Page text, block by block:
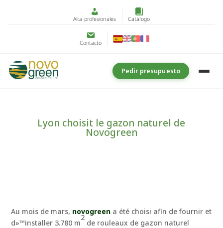
Alta profesionales Catálogo
Contacto
Pedir presupuesto
Lyon choisit le gazon naturel de
Novogreen
Au mois de mars, novogreen a été choisi afin de fournir et
d»™installer 3.780 m
2
de rouleaux de gazon naturel